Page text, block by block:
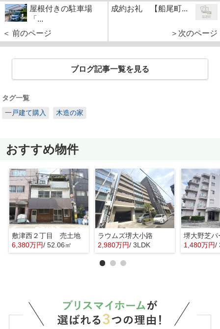
屋根付きの駐車場
「...
＜ 前のページ
成約お礼 【船尾町...
＞次のページ
ブログ記事一覧を見る
タグ一覧
一戸建て購入
木造の家
おすすめ物件
敷津西２丁目 売土地
6,380万円/ 52.06㎡
ラウムズ堺大小路
2,980万円/ 3LDK 1,480万円/